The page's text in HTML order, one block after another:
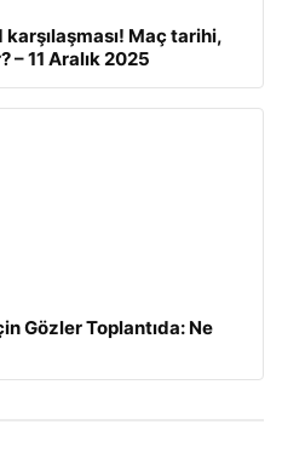
karşılaşması! Maç tarihi,
– 11 Aralık 2025
Gözler Toplantıda: Ne